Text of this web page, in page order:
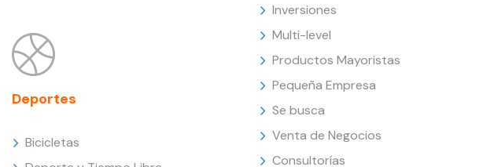
Deportes
Bicicletas
Inversiones
Multi-level
Productos Mayoristas
Pequeña Empresa
Se busca
Venta de Negocios
Consultorías